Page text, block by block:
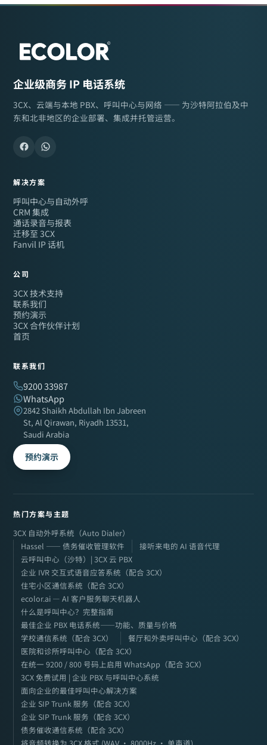
企业级商务 IP 电话系统
3CX、云端与本地 PBX、呼叫中心与网络 —— 为沙特阿拉伯及中
东和北非地区的企业部署、集成并托管运营。
解决方案
呼叫中心与自动外呼
CRM 集成
通话录音与报表
迁移至 3CX
Fanvil IP 话机
公司
3CX 技术支持
联系我们
预约演示
3CX 合作伙伴计划
首页
联系我们
9200 33987
WhatsApp
2842 Shaikh Abdullah Ibn Jabreen
St, Al Qirawan, Riyadh 13531,
Saudi Arabia
预约演示
热门方案与主题
3CX 自动外呼系统（Auto Dialer）
Hassel —— 债务催收管理软件
接听来电的 AI 语音代理
云呼叫中心（沙特）| 3CX 云 PBX
企业 IVR 交互式语音应答系统（配合 3CX）
住宅小区通信系统（配合 3CX）
ecolor.ai — AI 客户服务聊天机器人
什么是呼叫中心？完整指南
最佳企业 PBX 电话系统——功能、质量与价格
学校通信系统（配合 3CX）
餐厅和外卖呼叫中心（配合 3CX）
医院和诊所呼叫中心（配合 3CX）
在统一 9200 / 800 号码上启用 WhatsApp（配合 3CX）
3CX 免费试用 | 企业 PBX 与呼叫中心系统
面向企业的最佳呼叫中心解决方案
企业 SIP Trunk 服务（配合 3CX）
企业 SIP Trunk 服务（配合 3CX）
债务催收通信系统（配合 3CX）
将音频转换为 3CX 格式 (WAV · 8000Hz · 单声道)